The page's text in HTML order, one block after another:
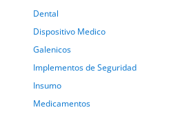
Dental
Dispositivo Medico
Galenicos
Implementos de Seguridad
Insumo
Medicamentos